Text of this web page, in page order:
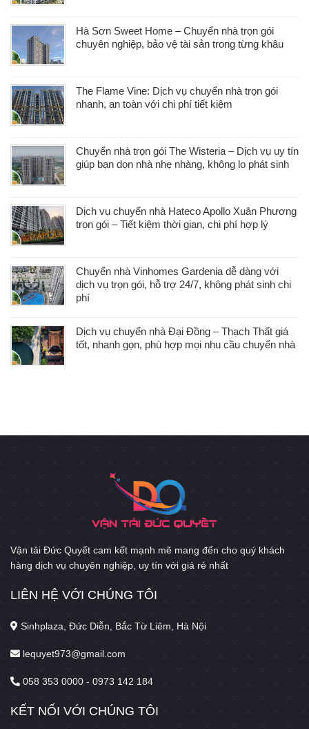
Hà Sơn Sweet Home – Chuyển nhà trọn gói
chuyên nghiệp, bảo vệ tài sản trong từng khâu
The Flame Vine: Dịch vụ chuyển nhà trọn gói
nhanh, an toàn với chi phí tiết kiệm
Chuyển nhà trọn gói The Wisteria – Dịch vụ uy tín
giúp bạn dọn nhà nhẹ nhàng, không lo phát sinh
Dịch vụ chuyển nhà Hateco Apollo Xuân Phương
trọn gói – Tiết kiệm thời gian, chi phí hợp lý
Chuyển nhà Vinhomes Gardenia dễ dàng với
dịch vụ trọn gói, hỗ trợ 24/7, không phát sinh chi
phí
Dịch vụ chuyển nhà Đại Đồng – Thạch Thất giá
tốt, nhanh gọn, phù hợp mọi nhu cầu chuyển nhà
Vận tải Đức Quyết cam kết mạnh mẽ mang đến cho quý khách
hàng dịch vụ chuyên nghiệp, uy tín với giá rẻ nhất
LIÊN HỆ VỚI CHÚNG TÔI
Sinhplaza, Đức Diễn, Bắc Từ Liêm, Hà Nội
lequyet973@gmail.com
058 353 0000 - 0973 142 184
KẾT NỐI VỚI CHÚNG TÔI